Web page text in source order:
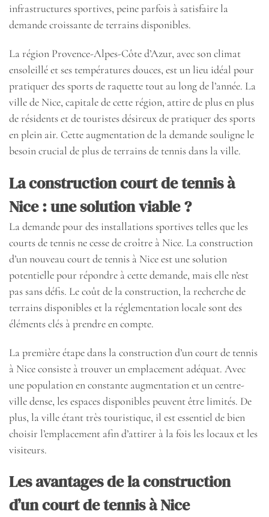
infrastructures sportives, peine parfois à satisfaire la
demande croissante de terrains disponibles.
La région Provence-Alpes-Côte d’Azur, avec son climat
ensoleillé et ses températures douces, est un lieu idéal pour
pratiquer des sports de raquette tout au long de l’année. La
ville de Nice, capitale de cette région, attire de plus en plus
de résidents et de touristes désireux de pratiquer des sports
en plein air. Cette augmentation de la demande souligne le
besoin crucial de plus de terrains de tennis dans la ville.
La construction court de tennis à
Nice : une solution viable ?
La demande pour des installations sportives telles que les
courts de tennis ne cesse de croître à Nice. La construction
d’un nouveau court de tennis à Nice est une solution
potentielle pour répondre à cette demande, mais elle n’est
pas sans défis. Le coût de la construction, la recherche de
terrains disponibles et la réglementation locale sont des
éléments clés à prendre en compte.
La première étape dans la construction d’un court de tennis
à Nice consiste à trouver un emplacement adéquat. Avec
une population en constante augmentation et un centre-
ville dense, les espaces disponibles peuvent être limités. De
plus, la ville étant très touristique, il est essentiel de bien
choisir l’emplacement afin d’attirer à la fois les locaux et les
visiteurs.
Les avantages de la construction
d’un court de tennis à Nice